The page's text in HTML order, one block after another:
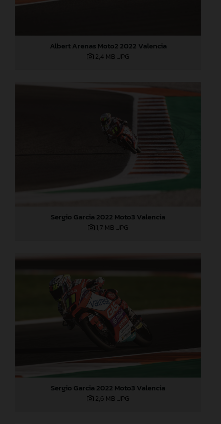
Albert Arenas Moto2 2022 Valencia
2,4 MB .JPG
Sergio Garcia 2022 Moto3 Valencia
1,7 MB .JPG
Sergio Garcia 2022 Moto3 Valencia
2,6 MB .JPG